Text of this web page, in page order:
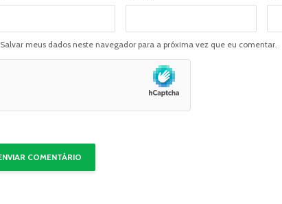
Salvar meus dados neste navegador para a próxima vez que eu comentar.